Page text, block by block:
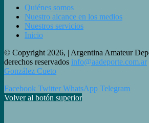
Quiénes somos
Nuestro alcance en los medios
Nuestros servicios
Inicio
© Copyright 2026, | Argentina Amateur
derechos reservados info@aadeporte.com.ar
González Cueto
Facebook Twitter WhatsApp Telegram
Volver al botón superior